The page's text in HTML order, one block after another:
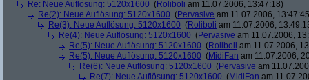
Re: Neue Auflösung: 5120x1600 (Roliboli am 11.07.2006, 13:47:18)
Re(2): Neue Auflösung: 5120x1600 (Pervasive am 11.07.2006,
Re(3): Neue Auflösung: 5120x1600 (Roliboli am 11.07.2006,
Re(4): Neue Auflösung: 5120x1600 (Pervasive am 11.07.2006,
Re(5): Neue Auflösung: 5120x1600 (Roliboli am 11.07.2006,
Re(5): Neue Auflösung: 5120x1600 (MidiFan am 11.07.2006,
Re(6): Neue Auflösung: 5120x1600 (Pervasive am
Re(7): Neue Auflösung: 5120x1600 (MidiFan am